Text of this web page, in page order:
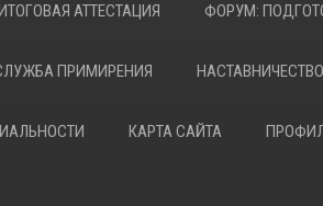
ИТОГОВАЯ АТТЕСТАЦИЯ ФОРУМ:
ПРИМИРЕНИЯ НАСТАВНИЧЕСТВО
КАРТА САЙТА